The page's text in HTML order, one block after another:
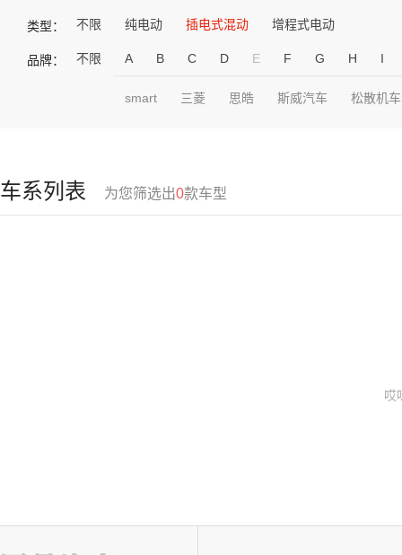
类型： 不限 纯电动 插电式混动 增程式电动
品牌： 不限 A B C D E F G H I
smart 三菱 思皓 斯威汽车 松散机车
车系列表 为您筛选出0款车型
哎